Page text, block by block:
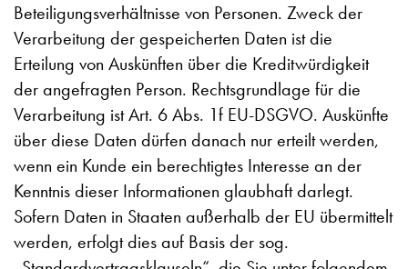
Beteiligungsverhältnisse von Personen. Zweck der
Verarbeitung der gespeicherten Daten ist die
Erteilung von Auskünften über die Kreditwürdigkeit
der angefragten Person. Rechtsgrundlage für die
Verarbeitung ist Art. 6 Abs. 1f EU-DSGVO. Auskünfte
über diese Daten dürfen danach nur erteilt werden,
wenn ein Kunde ein berechtigtes Interesse an der
Kenntnis dieser Informationen glaubhaft darlegt.
Sofern Daten in Staaten außerhalb der EU übermittelt
werden, erfolgt dies auf Basis der sog.